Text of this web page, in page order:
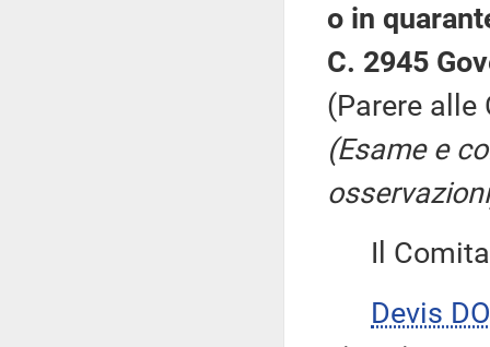
o in
C. 2945
(Parere alle
(Esame e
Il
Devis